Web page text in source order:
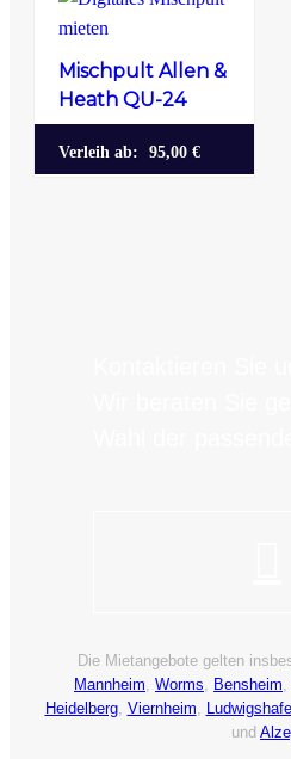
Mischpult Allen &
Heath QU-24
Verleih ab: 95,00 €
Die Mietangebote gelten
Mannheim, Worms, Bensheim,
Heidelberg, Viernheim,
und